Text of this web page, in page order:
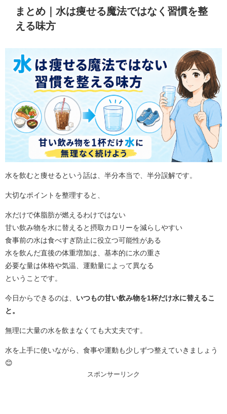
まとめ｜水は痩せる魔法ではなく習慣を整
える味方
水を飲むと痩せるという話は、半分本当で、半分誤解です。
大切なポイントを整理すると、
水だけで体脂肪が燃えるわけではない
甘い飲み物を水に替えると摂取カロリーを減らしやすい
食事前の水は食べすぎ防止に役立つ可能性がある
水を飲んだ直後の体重増加は、基本的に水の重さ
必要な量は体格や気温、運動量によって異なる
ということです。
今日からできるのは、 いつもの甘い飲み物を1杯だけ水に替えるこ
と。
無理に大量の水を飲まなくても大丈夫です。
水を上手に使いながら、食事や運動も少しずつ整えていきましょう
😊
スポンサーリンク